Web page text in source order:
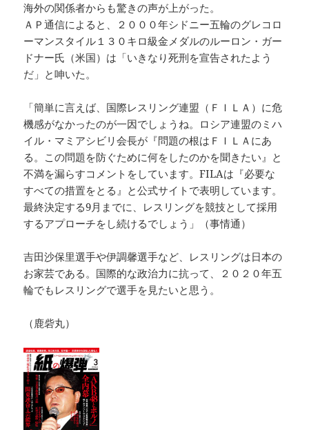
海外の関係者からも驚きの声が上がった。
ＡＰ通信によると、２０００年シドニー五輪のグレコロ
ーマンスタイル１３０キロ級金メダルのルーロン・ガー
ドナー氏（米国）は「いきなり死刑を宣告されたよう
だ」と呻いた。
「簡単に言えば、国際レスリング連盟（ＦＩＬＡ）に危
機感がなかったのが一因でしょうね。ロシア連盟のミハ
イル・マミアシビリ会長が『問題の根はＦＩＬＡにあ
る。この問題を防ぐために何をしたのかを聞きたい』と
不満を漏らすコメントをしています。FILAは『必要な
すべての措置をとる』と公式サイトで表明しています。
最終決定する9月までに、レスリングを競技として採用
するアプローチをし続けるでしょう」（事情通）
吉田沙保里選手や伊調馨選手など、レスリングは日本の
お家芸である。国際的な政治力に抗って、２０２０年五
輪でもレスリングで選手を見たいと思う。
（鹿砦丸）